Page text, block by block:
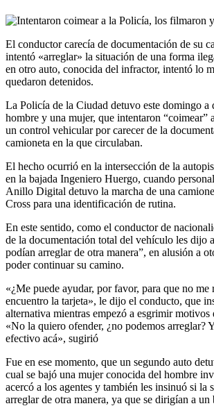
El conductor carecía de documentación de su
intentó «arreglar» la situación de una forma
en otro auto, conocida del infractor, intentó lo
quedaron detenidos.
La Policía de la Ciudad detuvo este domingo a
hombre y una mujer, que intentaron “coimear”
un control vehicular por carecer de la
camioneta en la que circulaban.
El hecho ocurrió en la intersección de la
en la bajada Ingeniero Huergo, cuando
Anillo Digital detuvo la marcha de una
Cross para una identificación de rutina.
En este sentido, como el conductor de
de la documentación total del vehículo les dijo
podían arreglar de otra manera”, en alusión a
poder continuar su camino.
«¿Me puede ayudar, por favor, para que no me
encuentro la tarjeta», le dijo el conducto, que
alternativa mientras empezó a esgrimir motivos
«No la quiero ofender, ¿no podemos arreglar?
efectivo acá», sugirió
Fue en ese momento, que un segundo auto
cual se bajó una mujer conocida del hombre
acercó a los agentes y también les insinuó si la
arreglar de otra manera, ya que se dirigían a un